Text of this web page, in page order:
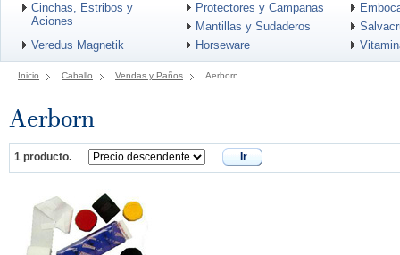
Cinchas, Estribos y
Aciones
Protectores y Campanas
Mantillas y Sudaderos
Veredus Magnetik
Horseware
Inicio Caballo Vendas y Paños Aerborn
Aerborn
1 producto. Ir